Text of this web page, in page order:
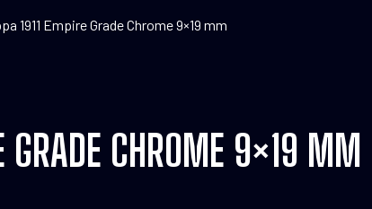
1911 Empire Grade Chrome 9×19 mm
GRADE CHROME 9×19 MM